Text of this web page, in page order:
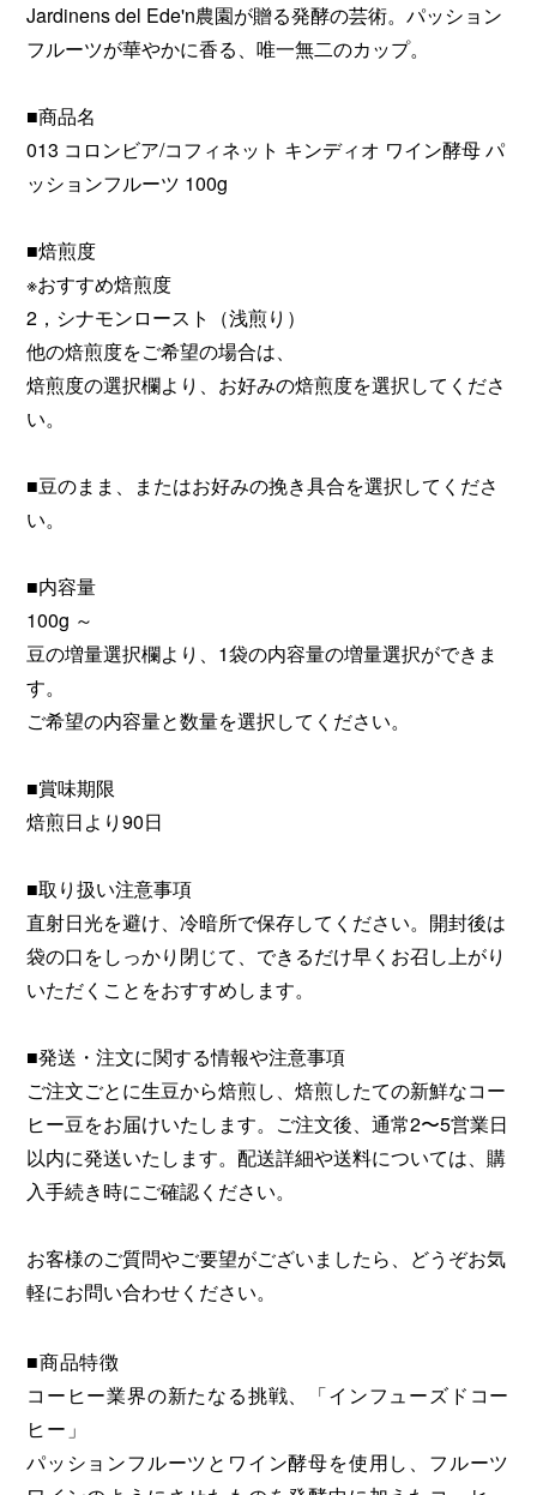
Jardinens del Ede'n農園が贈る発酵の芸術。パッション
フルーツが華やかに香る、唯一無二のカップ。
■商品名
013 コロンビア/コフィネット キンディオ ワイン酵母 パ
ッションフルーツ 100g
■焙煎度
※おすすめ焙煎度
2，シナモンロースト（浅煎り）
他の焙煎度をご希望の場合は、
焙煎度の選択欄より、お好みの焙煎度を選択してくださ
い。
■豆のまま、またはお好みの挽き具合を選択してくださ
い。
■内容量
100g ～
豆の増量選択欄より、1袋の内容量の増量選択ができま
す。
ご希望の内容量と数量を選択してください。
■賞味期限
焙煎日より90日
■取り扱い注意事項
直射日光を避け、冷暗所で保存してください。開封後は
袋の口をしっかり閉じて、できるだけ早くお召し上がり
いただくことをおすすめします。
■発送・注文に関する情報や注意事項
ご注文ごとに生豆から焙煎し、焙煎したての新鮮なコー
ヒー豆をお届けいたします。ご注文後、通常2〜5営業日
以内に発送いたします。配送詳細や送料については、購
入手続き時にご確認ください。
お客様のご質問やご要望がございましたら、どうぞお気
軽にお問い合わせください。
■商品特徴
コーヒー業界の新たなる挑戦、「インフューズドコー
ヒー」
パッションフルーツとワイン酵母を使用し、フルーツ